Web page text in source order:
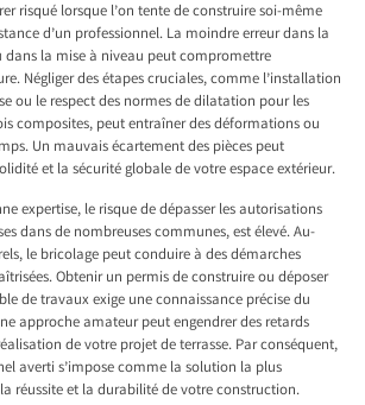
risqué lorsque l’on tente de construire soi-même
d’un professionnel. La moindre erreur dans la
dans la mise à niveau peut compromettre
Négliger des étapes cruciales, comme l’installation
ou le respect des normes de dilatation pour les
composites, peut entraîner des déformations ou
Un mauvais écartement des pièces peut
et la sécurité globale de votre espace extérieur.
expertise, le risque de dépasser les autorisations
dans de nombreuses communes, est élevé. Au-
le bricolage peut conduire à des démarches
Obtenir un permis de construire ou déposer
de travaux exige une connaissance précise du
approche amateur peut engendrer des retards
de votre projet de terrasse. Par conséquent,
averti s’impose comme la solution la plus
réussite et la durabilité de votre construction.